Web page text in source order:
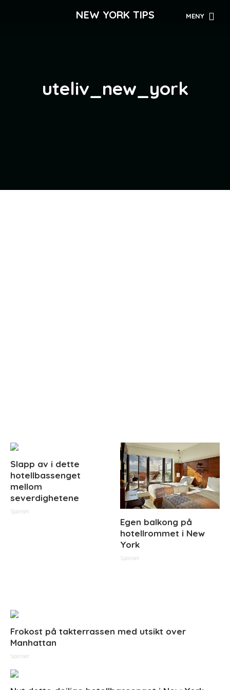
NEW YORK TIPS MENY
uteliv_new_york
Slapp av i dette
hotellbassenget
mellom
severdighetene
Sponset
Egen balkong på
hotellrommet i New
York
Sponset
Frokost på takterrassen med utsikt over
Manhattan
Sponset